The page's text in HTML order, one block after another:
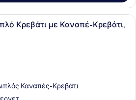
Κλινοσκεπάσματα υψηλής
Κρεβάτι με Καναπέ-Κρεβάτι,
Καναπές-Κρεβάτι